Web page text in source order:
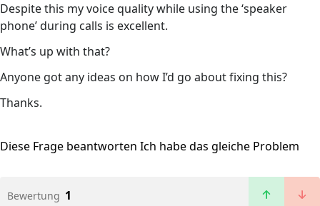
Despite this my voice quality while using the ‘speaker
phone’ during calls is excellent.
What’s up with that?
Anyone got any ideas on how I’d go about fixing this?
Thanks.
Diese Frage beantworten Ich habe das gleiche Problem
Bewertung 1